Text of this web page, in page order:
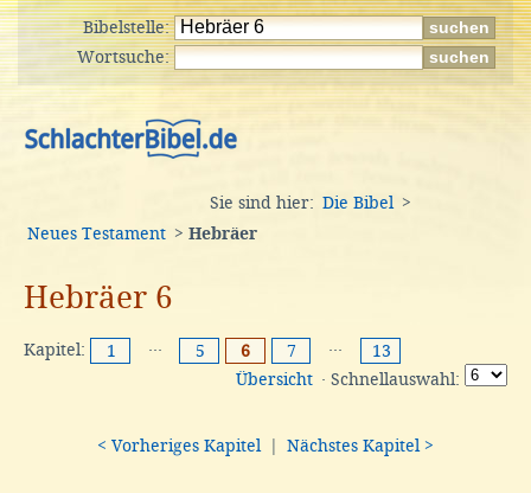
Bibelstelle:
Wortsuche:
Sie sind hier: Die Bibel
>
Neues Testament > Hebräer
Hebräer 6
Kapitel: 1 ··· 5 6 7 ···
13
Übersicht · Schnellauswahl:
< Vorheriges Kapitel Nächstes Kapitel >